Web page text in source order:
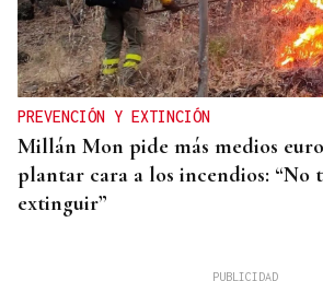
PREVENCIÓN Y EXTINCIÓN
Millán Mon pide más medios
plantar cara a los incendios: “No
extinguir”